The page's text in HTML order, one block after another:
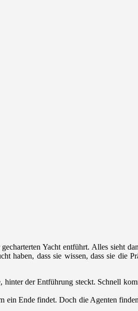
Yacht entführt. Alles sieht
haben, dass sie wissen, dass sie die
hinter der Entführung steckt. Schnell
ein Ende findet. Doch die Agenten